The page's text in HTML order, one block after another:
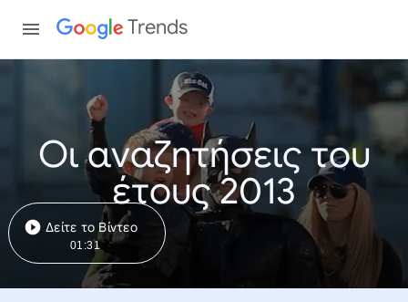
Trends
Οι αναζητήσεις του
έτους 2013
Δείτε το Βίντεο
01:31